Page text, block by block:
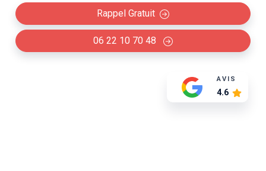
Rappel Gratuit
06 22 10 70 48
AVIS
4.6